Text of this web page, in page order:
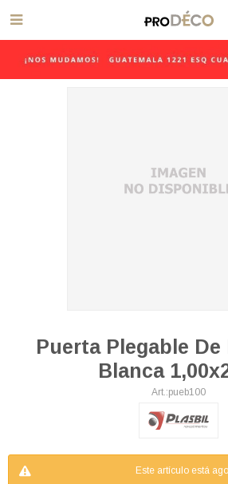

Puerta Plegable
Blanca
pueb100
Este artículo está